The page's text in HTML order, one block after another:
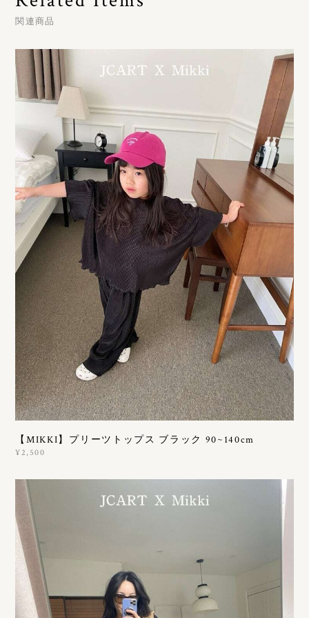
関連商品
【MIKKI】プリーツトップス ブラック 90~140cm
¥2,500